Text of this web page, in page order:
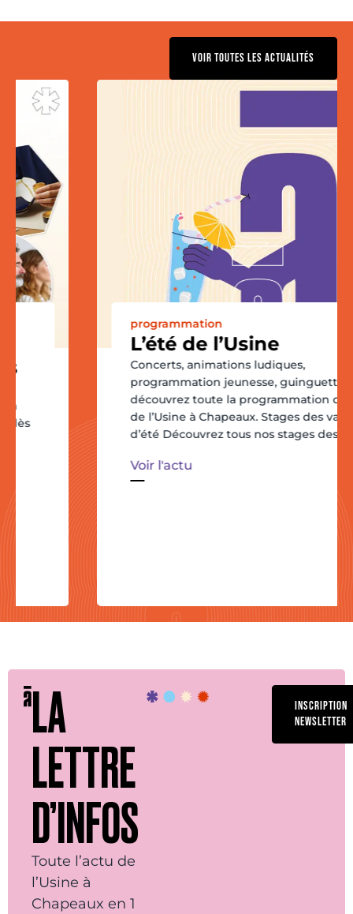
VOIR TOUTES LES ACTUALITÉS
programmation
L’été de l’Usine
Concerts, animations ludiques,
programmation jeunesse, guinguettes…
découvrez toute la programmation de l’été
de l’Usine à Chapeaux. Stages des vacances
d’été Découvrez tous nos stages des
LA
LETTRE
D’INFOS
Toute l’actu de
l’Usine à
Chapeaux en 1
INSCRIPTION
NEWSLETTER